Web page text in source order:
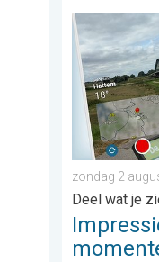
Impressies
zondag 2
Deel wat je